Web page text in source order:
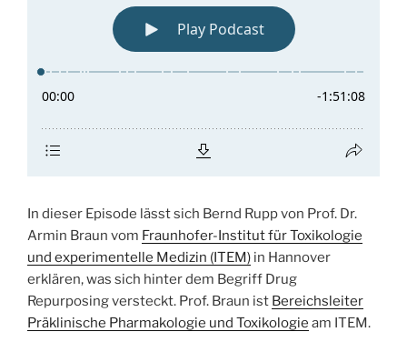
In dieser Episode lässt sich Bernd Rupp von Prof. Dr.
Armin Braun vom Fraunhofer-Institut für Toxikologie
und experimentelle Medizin (ITEM) in Hannover
erklären, was sich hinter dem Begriff Drug
Repurposing versteckt. Prof. Braun ist Bereichsleiter
Präklinische Pharmakologie und Toxikologie am ITEM.